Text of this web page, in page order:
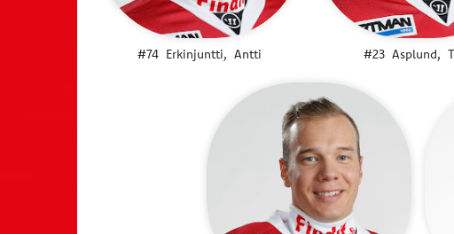
#74 Erkinjuntti, Antti #23 Asplund,